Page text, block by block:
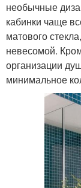
необычные
кабинки чаще
матового
невесомой.
организации
минимальное